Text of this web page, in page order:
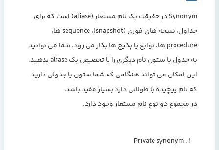
Synonym در حقیقت یک نام مستعار (aliase) است که برای
جداول، نسخه های فوری (snapshot)، sequence ها،
procedure ها، توابع یا پکیج ها بکار می رود. شما می توانید
به جدول یا ستون نام دیگری را با تخصیص یک aliase بدهید.
این امکان می تواند هنگامی که شما ستون یا جدولی دارید
که نام پیچیده یا طولانی دارد بسیار مفید باشد.
در مجموع دو نوع نام مستعار وجود دارد.
Private synonym